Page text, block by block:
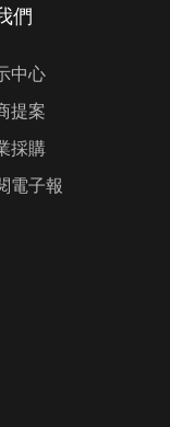
們
中心
提案
採購
電子報